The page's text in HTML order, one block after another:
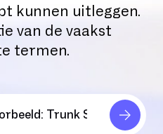
kunnen uitleggen.
van de vaakst
termen.